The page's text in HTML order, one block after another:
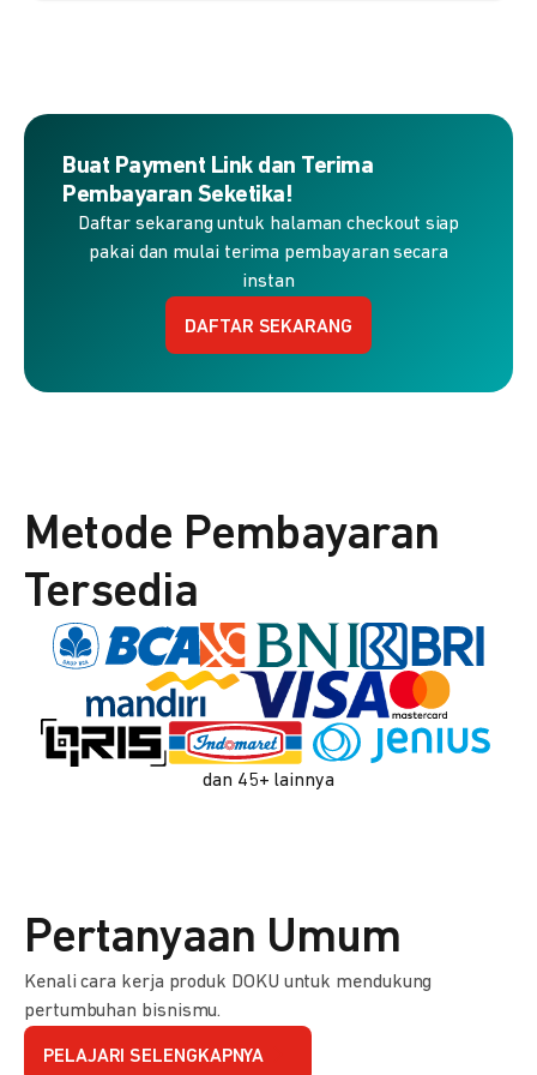
Buat Payment Link dan Terima
Pembayaran Seketika!
Daftar sekarang untuk halaman checkout siap
pakai dan mulai terima pembayaran secara
instan
DAFTAR SEKARANG
Metode Pembayaran
Tersedia
dan 45+ lainnya
Pertanyaan Umum
Kenali cara kerja produk DOKU untuk mendukung
pertumbuhan bisnismu.
PELAJARI SELENGKAPNYA